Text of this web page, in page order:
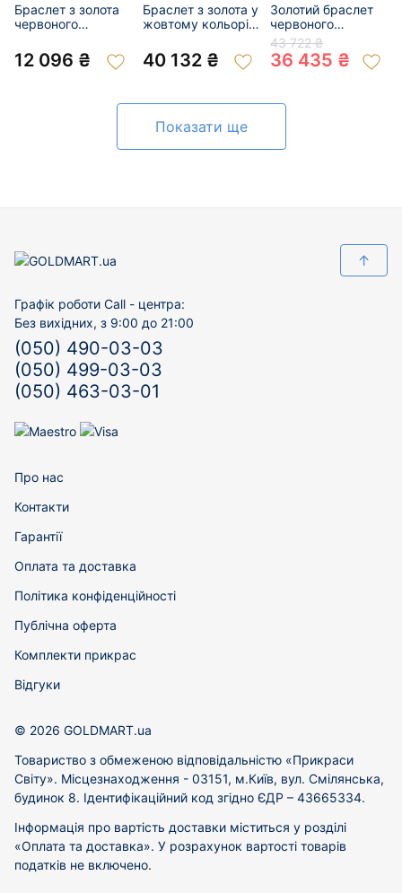
Браслет з золота
червоного
200978722
12 096 ₴
Браслет з золота у
жовтому кольорі
40 132 ₴
Золотий браслет
червоного
кольору 01-
200796914
43 722 ₴
36 435 ₴
Показати ще
↑
Графік роботи Call - центра:
Без вихідних, з 9:00 до 21:00
(050) 490-03-03
(050) 499-03-03
(050) 463-03-01
Про нас
Контакти
Гарантії
Оплата та доставка
Політика конфіденційності
Публічна оферта
Комплекти прикрас
Відгуки
© 2026 GOLDMART.ua
Товариство з обмеженою відповідальністю «Прикраси
Світу». Місцезнаходження - 03151, м.Київ, вул. Смілянська,
будинок 8. Ідентифікаційний код згідно ЄДР – 43665334.
Інформація про вартість доставки міститься у розділі
«Оплата та доставка». У розрахунок вартості товарів
податків не включено.